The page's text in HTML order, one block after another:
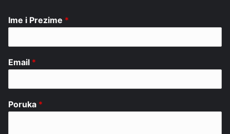
Ime i Prezime *
Email *
Poruka *